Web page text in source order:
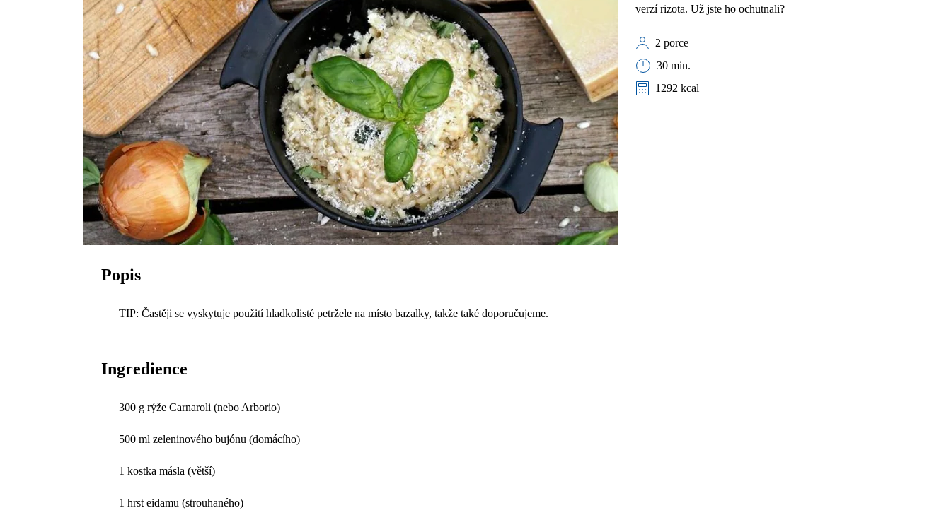
verzí rizota. Už jste ho ochutnali?
2 porce
30 min.
1292 kcal
Popis
TIP: Častěji se vyskytuje použití hladkolisté petržele na místo bazalky, takže také doporučujeme.
Ingredience
300 g rýže Carnaroli (nebo Arborio)
500 ml zeleninového bujónu (domácího)
1 kostka másla (větší)
1 hrst eidamu (strouhaného)